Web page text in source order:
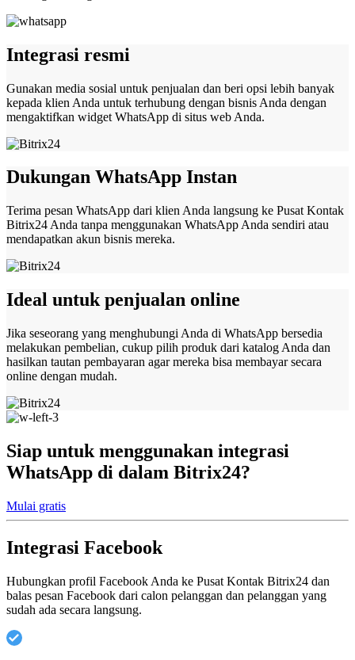
Integrasi resmi
Gunakan media sosial untuk penjualan dan beri opsi lebih banyak
kepada klien Anda untuk terhubung dengan bisnis Anda dengan
mengaktifkan widget WhatsApp di situs web Anda.
Dukungan WhatsApp Instan
Terima pesan WhatsApp dari klien Anda langsung ke Pusat Kontak
Bitrix24 Anda tanpa menggunakan WhatsApp Anda sendiri atau
mendapatkan akun bisnis mereka.
Ideal untuk penjualan online
Jika seseorang yang menghubungi Anda di WhatsApp bersedia
melakukan pembelian, cukup pilih produk dari katalog Anda dan
hasilkan tautan pembayaran agar mereka bisa membayar secara
online dengan mudah.
Siap untuk menggunakan integrasi
WhatsApp di dalam Bitrix24?
Mulai gratis
Integrasi Facebook
Hubungkan profil Facebook Anda ke Pusat Kontak Bitrix24 dan
balas pesan Facebook dari calon pelanggan dan pelanggan yang
sudah ada secara langsung.